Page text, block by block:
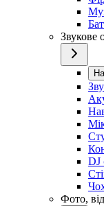
Звукове
DJ
Фото,